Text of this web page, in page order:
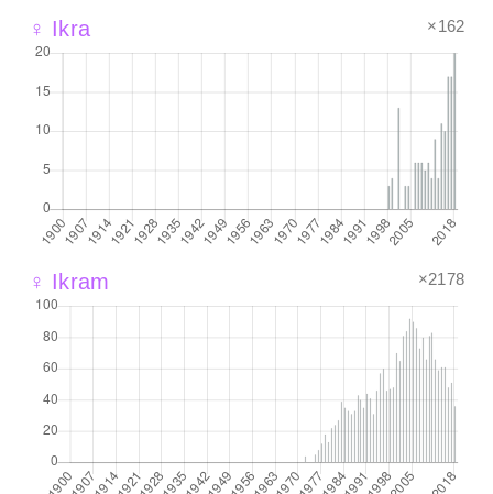
♀ Ikra ×162
♀ Ikram ×2178